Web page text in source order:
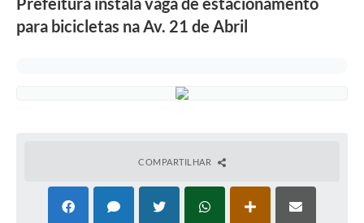
para bicicletas na Av. 21 de Abril
COMPARTILHAR